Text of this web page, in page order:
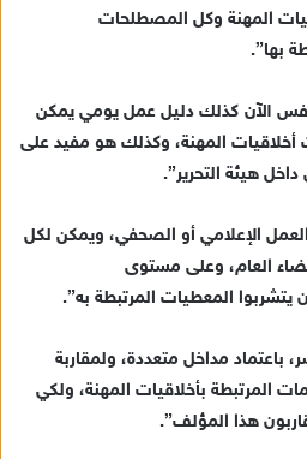
المهنة وكل المصطلحات
بها”.
الآن كذلك دليل عمل يومي يمكن
المهنة، وكذلك هو مفيد على
هيئة التحرير”.
الإعلامي أو الصحفي، ويمكن لكل
العام، وعلى مستوى
يتشربوا المعطيات المرتبطة به”.
باعتماد مداخل متعددة، ولمقاربة
المرتبطة بأخلاقيات المهنة، ولكي
هذا المؤلف”.